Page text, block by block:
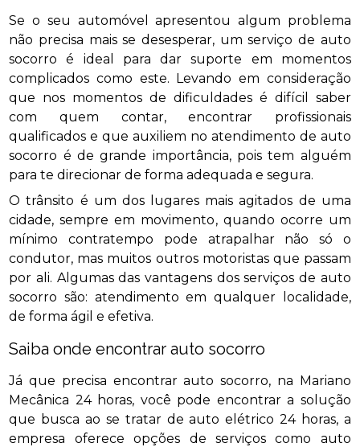
Se o seu automóvel apresentou algum problema
não precisa mais se desesperar, um serviço de auto
socorro é ideal para dar suporte em momentos
complicados como este. Levando em consideração
que nos momentos de dificuldades é difícil saber
com quem contar, encontrar profissionais
qualificados e que auxiliem no atendimento de auto
socorro é de grande importância, pois tem alguém
para te direcionar de forma adequada e segura.
O trânsito é um dos lugares mais agitados de uma
cidade, sempre em movimento, quando ocorre um
mínimo contratempo pode atrapalhar não só o
condutor, mas muitos outros motoristas que passam
por ali. Algumas das vantagens dos serviços de auto
socorro são: atendimento em qualquer localidade,
de forma ágil e efetiva.
Saiba onde encontrar auto socorro
Já que precisa encontrar auto socorro, na Mariano
Mecânica 24 horas, você pode encontrar a solução
que busca ao se tratar de auto elétrico 24 horas, a
empresa oferece opções de serviços como auto